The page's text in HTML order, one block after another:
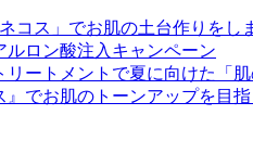
コス」でお肌の土台作りをし
ルロン酸注入キャンペーン
ートメントで夏に向けた「
でお肌のトーンアップを目指